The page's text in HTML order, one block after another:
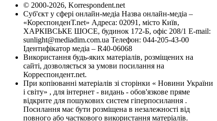
© 2000-2026, Korrespondent.net
Суб'єкт у сфері онлайн-медіа Назва онлайн-медіа –
«КореспонденТ.net» Адреса: 02091, місто Київ,
ХАРКІВСЬКЕ ШОСЕ, будинок 172-Б, офіс 208/1 E-mail:
sunlight@mediadim.com.ua Телефон: 044-205-43-00
Ідентифікатор медіа – R40-06068
Використання будь-яких матеріалів, розміщених на
сайті, дозволяється за умови посилання на
Корреспондент.net.
При копіюванні матеріалів зі сторінки « Новини України
і світу» , для інтернет - видань - обов'язкове пряме
відкрите для пошукових систем гіперпосилання .
Посилання має бути розміщена в незалежності від
повного або часткового використання матеріалів.